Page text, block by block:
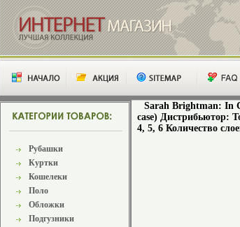
Рубашки
Куртки
Кошелеки
Поло
Обложки
Подгузники
Sarah Brightman: In
case) Дистрибьютор:
4, 5, 6 Количество